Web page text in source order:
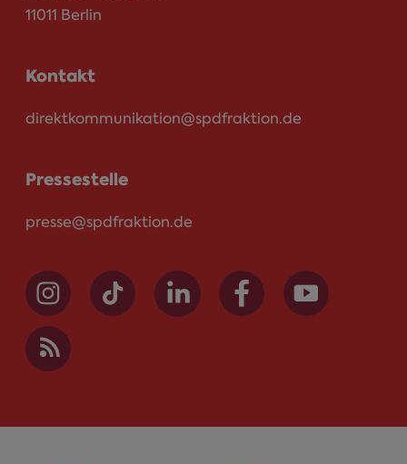
11011 Berlin
Kontakt
direktkommunikation@spdfraktion.de
Pressestelle
presse@spdfraktion.de